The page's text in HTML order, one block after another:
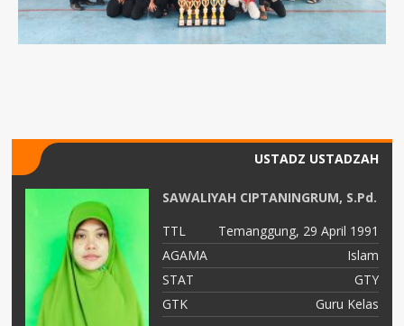
USTADZ USTADZAH
SAWALIYAH CIPTANINGRUM, S.Pd.
TTL
Temanggung, 29 April 1991
AGAMA
Islam
STAT
GTY
GTK
Guru Kelas